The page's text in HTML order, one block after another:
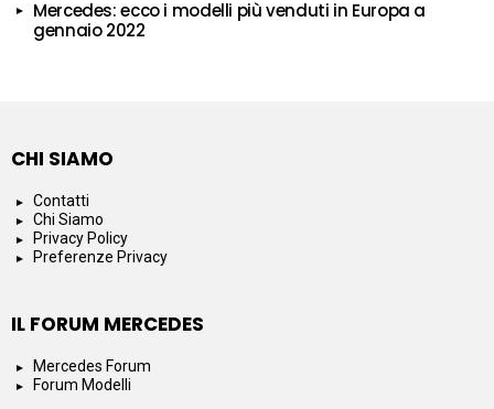
Mercedes: ecco i modelli più venduti in Europa a
gennaio 2022
CHI SIAMO
Contatti
Chi Siamo
Privacy Policy
Preferenze Privacy
IL FORUM MERCEDES
Mercedes Forum
Forum Modelli